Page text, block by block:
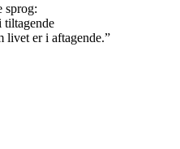
sprog:
tiltagende
livet er i aftagende.”